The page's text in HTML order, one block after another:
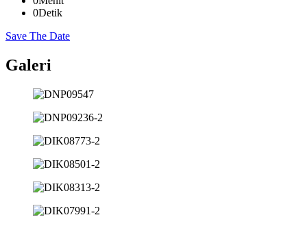
0Detik
Save The Date
Galeri